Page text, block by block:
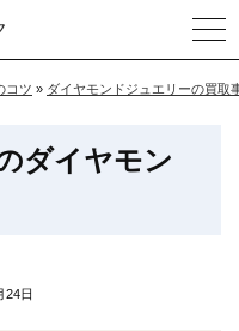
コツ » ダイヤモンドジュエリーの買取
ダイヤモン
24日